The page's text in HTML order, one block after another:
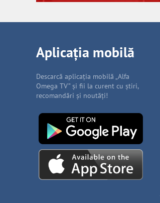
Aplicația mobilă
Descarcă aplicația mobilă „Alfa
Omega TV” și fii la curent cu știri,
recomandări și noutăți!